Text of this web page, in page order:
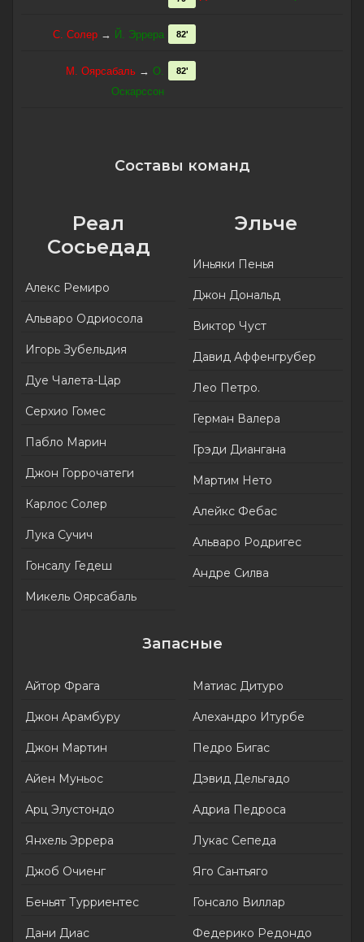
С. Солер → Й. Эррера 82'
М. Оярсабаль → О.
Оскарссон
82'
Составы команд
Реал
Сосьедад
Алекс Ремиро
Альваро Одриосола
Игорь Зубельдия
Дуе Чалета-Цар
Серхио Гомес
Пабло Марин
Джон Горрочатеги
Карлос Солер
Лука Сучич
Гонсалу Гедеш
Микель Оярсабаль
Эльче
Иньяки Пенья
Джон Дональд
Виктор Чуст
Давид Аффенгрубер
Лео Петро.
Герман Валера
Грэди Диангана
Мартим Нето
Алейкс Фебас
Альваро Родригес
Андре Силва
Запасные
Айтор Фрага
Джон Арамбуру
Джон Мартин
Айен Муньос
Арц Элустондо
Янхель Эррера
Джоб Очиенг
Беньят Турриентес
Дани Диас
Матиас Дитуро
Алехандро Итурбе
Педро Бигас
Дэвид Дельгадо
Адриа Педроса
Лукас Сепеда
Яго Сантьяго
Гонсало Виллар
Федерико Редондо